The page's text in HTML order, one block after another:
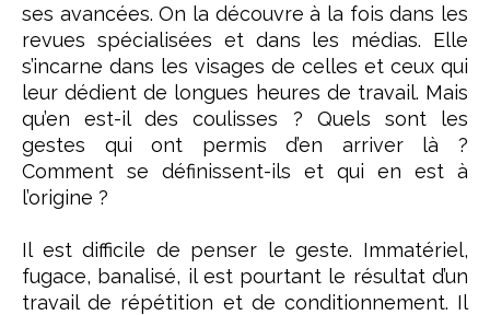
ses avancées. On la découvre à la fois dans les
revues spécialisées et dans les médias. Elle
s’incarne dans les visages de celles et ceux qui
leur dédient de longues heures de travail. Mais
qu’en est-il des coulisses ? Quels sont les
gestes qui ont permis d’en arriver là ?
Comment se définissent-ils et qui en est à
l’origine ?
Il est difficile de penser le geste. Immatériel,
fugace, banalisé, il est pourtant le résultat d’un
travail de répétition et de conditionnement. Il